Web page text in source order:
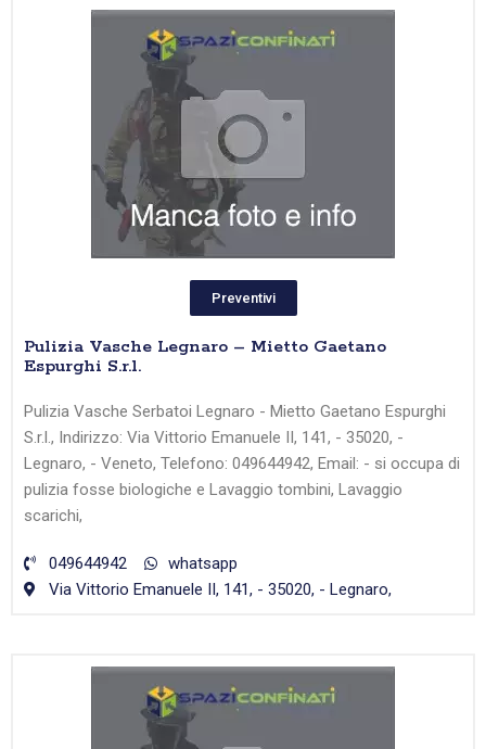
Preventivi
Pulizia Vasche Legnaro – Mietto Gaetano
Espurghi S.r.l.
Pulizia Vasche Serbatoi Legnaro - Mietto Gaetano Espurghi
S.r.l., Indirizzo: Via Vittorio Emanuele II, 141, - 35020, -
Legnaro, - Veneto, Telefono: 049644942, Email: - si occupa di
pulizia fosse biologiche e Lavaggio tombini, Lavaggio
scarichi,
049644942
whatsapp
Via Vittorio Emanuele II, 141, - 35020, - Legnaro,